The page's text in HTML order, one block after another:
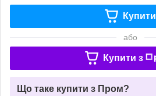
Купити
або
Купити з
Що таке купити з Пром?